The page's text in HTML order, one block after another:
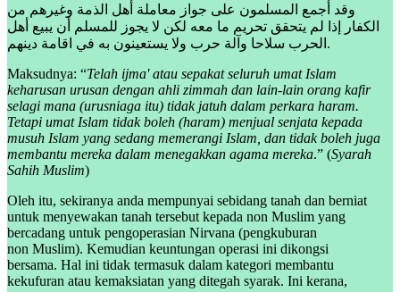
وقد أجمع المسلمون على جواز معاملة أهل الذمة وغيرهم من
الكفار إذا لم يتحقق تحريم ما معه لكن لا يجوز للمسلم أن يبيع أهل
الحرب سلاحا وآلة حرب ولا يستعينون به في اقامة دينهم.
Maksudnya: “Telah ijma' atau sepakat seluruh umat Islam
keharusan urusan dengan ahli zimmah dan lain-lain orang kafir
selagi mana (urusniaga itu) tidak jatuh dalam perkara haram.
Tetapi umat Islam tidak boleh (haram) menjual senjata kepada
musuh Islam yang sedang memerangi Islam, dan tidak boleh juga
membantu mereka dalam menegakkan agama mereka.” (Syarah
Sahih Muslim)
Oleh itu, sekiranya anda mempunyai sebidang tanah dan berniat
untuk menyewakan tanah tersebut kepada non Muslim yang
bercadang untuk pengoperasian Nirvana (pengkuburan
non Muslim). Kemudian keuntungan operasi ini dikongsi
bersama. Hal ini tidak termasuk dalam kategori membantu
kekufuran atau kemaksiatan yang ditegah syarak. Ini kerana,